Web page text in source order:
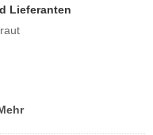
Lieferanten